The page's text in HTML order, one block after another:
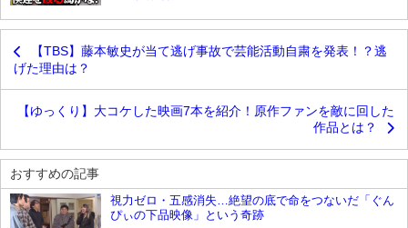
【TBS】藤本敏史が当て逃げ事故で芸能活動自粛を発表！？逃
げた理由は？
【ゆっくり】大コケした映画7本を紹介！原作ファンを敵に回した
作品とは？
おすすめの記事
視力ゼロ・五感消失…絶望の底で命をつないだ「ぐん
ぴぃの下品映像」という奇跡